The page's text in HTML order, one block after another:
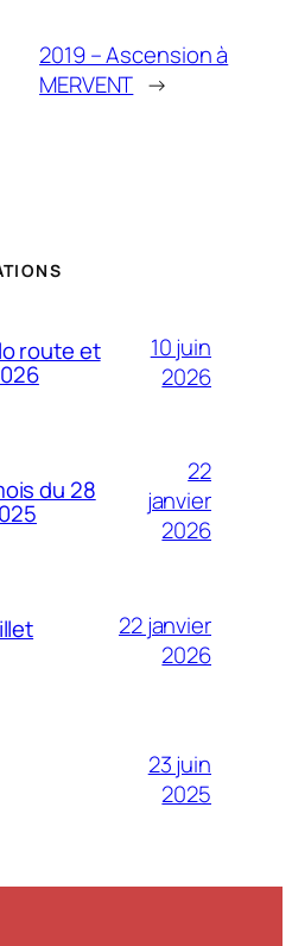
2019 – Ascension à
MERVENT →
route et
10 juin
2026
du 28
22
janvier
2026
22 janvier
2026
23 juin
2025